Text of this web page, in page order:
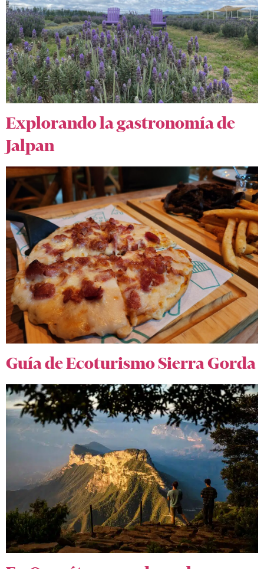
Explorando la gastronomía de
Jalpan
Guía de Ecoturismo Sierra Gorda